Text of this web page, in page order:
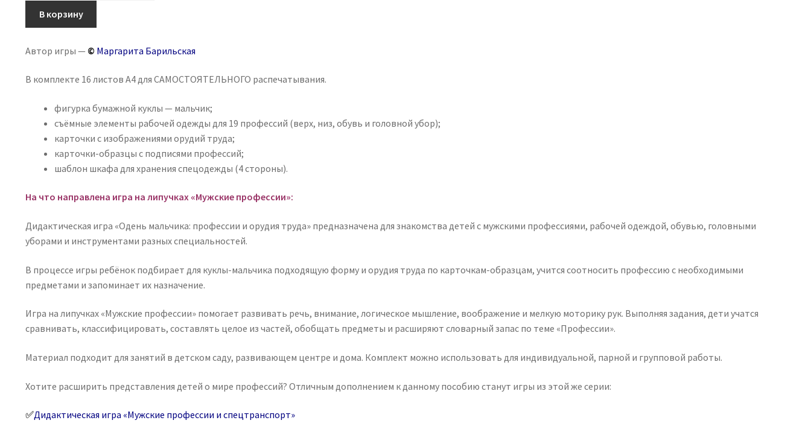
Дидактическая
игра
мальчика:
и
В корзину
Автор игры — © Маргарита Барильская
В комплекте 16 листов А4 для САМОСТОЯТЕЛЬНОГО распечатывания.
фигурка бумажной куклы — мальчик;
съёмные элементы рабочей одежды для 19 профессий (верх, низ, обувь и головной убор);
карточки с изображениями орудий труда;
карточки-образцы с подписями профессий;
шаблон шкафа для хранения спецодежды (4 стороны).
На что направлена игра на липучках «Мужские профессии»:
Дидактическая игра «Одень мальчика: профессии и орудия труда» предназначена для знакомства детей с мужскими профессиями, рабочей одеждой, обувью, головными
уборами и инструментами разных специальностей.
В процессе игры ребёнок подбирает для куклы-мальчика подходящую форму и орудия труда по карточкам-образцам, учится соотносить профессию с необходимыми
предметами и запоминает их назначение.
Игра на липучках «Мужские профессии» помогает развивать речь, внимание, логическое мышление, воображение и мелкую моторику рук. Выполняя задания, дети учатся
сравнивать, классифицировать, составлять целое из частей, обобщать предметы и расширяют словарный запас по теме «Профессии».
Материал подходит для занятий в детском саду, развивающем центре и дома. Комплект можно использовать для индивидуальной, парной и групповой работы.
Хотите расширить представления детей о мире профессий? Отличным дополнением к данному пособию станут игры из этой же серии:
✅Дидактическая игра «Мужские профессии и спецтранспорт»